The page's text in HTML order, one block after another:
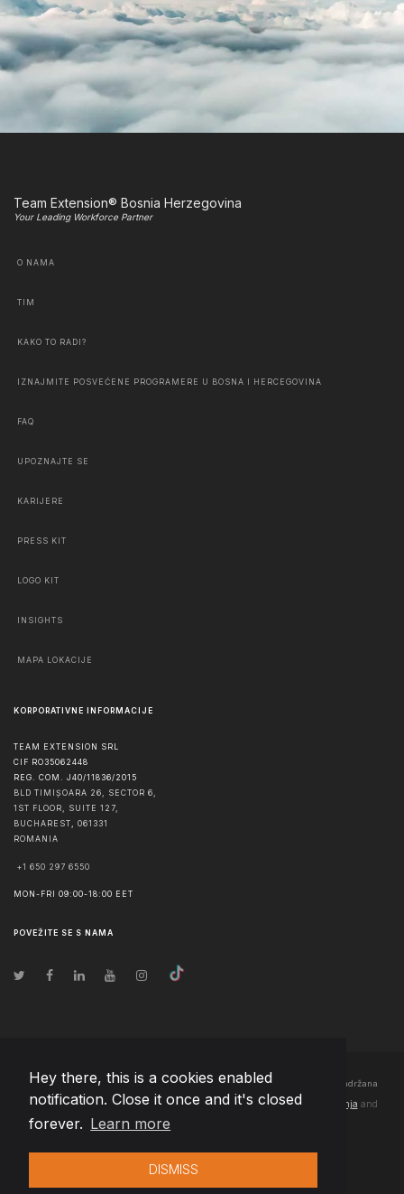
Hey there, this is a cookies enabled
notification. Close it once and it's closed
forever. Learn more
DISMISS
Team Extension® Bosnia Herzegovina
Your Leading Workforce Partner
O NAMA
TIM
KAKO TO RADI?
IZNAJMITE POSVEĆENE PROGRAMERE U BOSNA I HERCEGOVINA
FAQ
UPOZNAJTE SE
KARIJERE
PRESS KIT
LOGO KIT
INSIGHTS
MAPA LOKACIJE
KORPORATIVNE INFORMACIJE
TEAM EXTENSION SRL
CIF RO35062448
REG. COM. J40/11836/2015
BLD TIMIȘOARA 26, SECTOR 6,
1ST FLOOR, SUITE 127,
BUCHAREST
061331
ROMANIA
+1 650 297 6550
MON-FRI 09:00-18:00 EET
POVEŽITE SE S NAMA
© Autorska prava 2026 Team Extension Bosnia Herzegovina - Sva prava zadržana
Changelog● Korišćenjem ove stranice slažete se sa našimPravila korištenja and
Politika privatnosti